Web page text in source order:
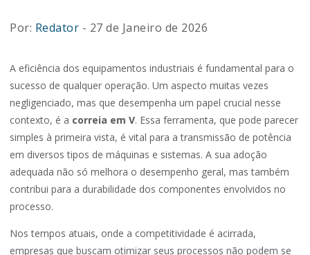
Por: Redator - 27 de Janeiro de 2026
A eficiência dos equipamentos industriais é fundamental para o
sucesso de qualquer operação. Um aspecto muitas vezes
negligenciado, mas que desempenha um papel crucial nesse
contexto, é a correia em V. Essa ferramenta, que pode parecer
simples à primeira vista, é vital para a transmissão de potência
em diversos tipos de máquinas e sistemas. A sua adoção
adequada não só melhora o desempenho geral, mas também
contribui para a durabilidade dos componentes envolvidos no
processo.
Nos tempos atuais, onde a competitividade é acirrada,
empresas que buscam otimizar seus processos não podem se